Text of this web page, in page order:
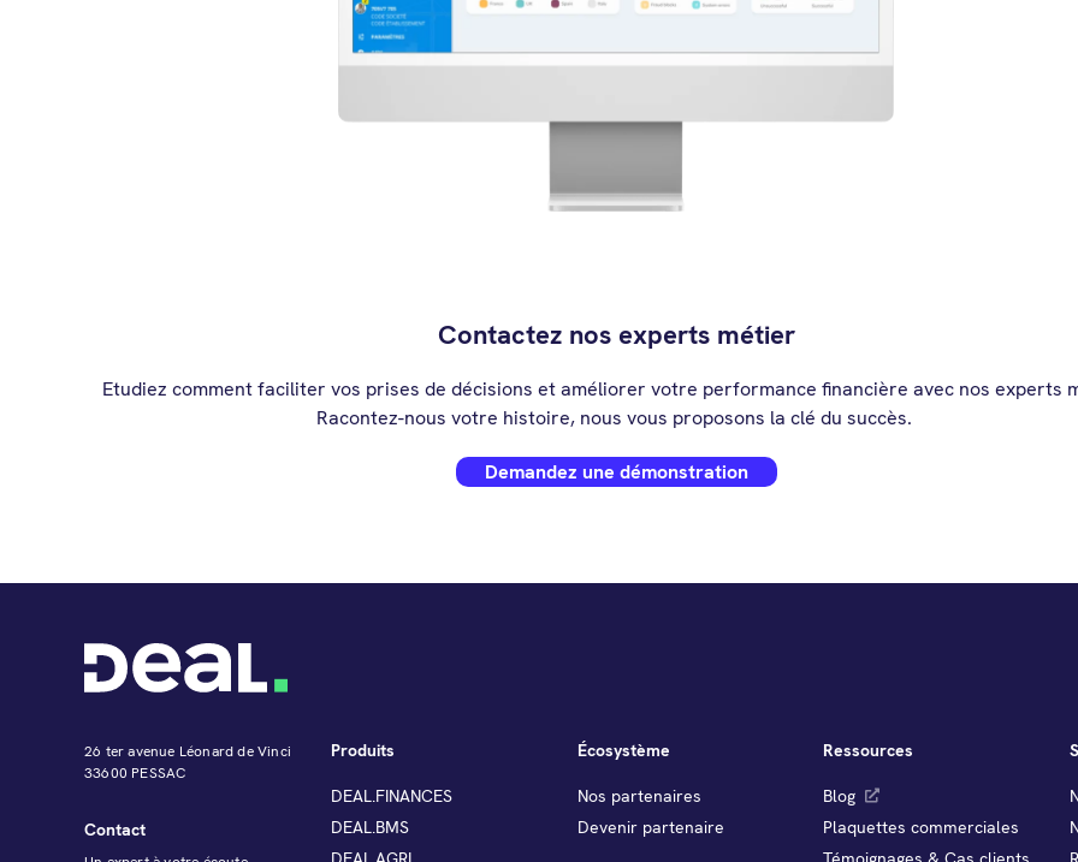
Contactez nos experts métier
Etudiez comment faciliter vos prises de décisions et améliorer votre performance financière avec nos experts
Racontez-nous votre histoire, nous vous proposons la clé du succès.
Demandez une démonstration
26 ter avenue Léonard de Vinci
33600 PESSAC
Contact
Produits
DEAL.FINANCES
DEAL.BMS
Écosystème
Nos partenaires
Devenir partenaire
Ressources
Blog
Plaquettes commerciales